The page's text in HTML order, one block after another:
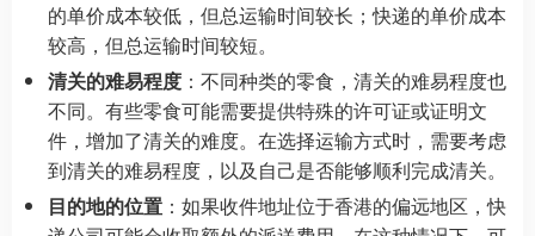
的单价成本较低，但总运输时间较长；快递的单价成本
较高，但总运输时间较短。
清关的难易程度 ：不同种类的零食，清关的难易程度也
不同。有些零食可能需要提供特殊的许可证或证明文
件，增加了清关的难度。在选择运输方式时，需要考虑
到清关的难易程度，以及自己是否能够顺利完成清关。
目的地的位置 ：如果收件地址位于香港的偏远地区，快